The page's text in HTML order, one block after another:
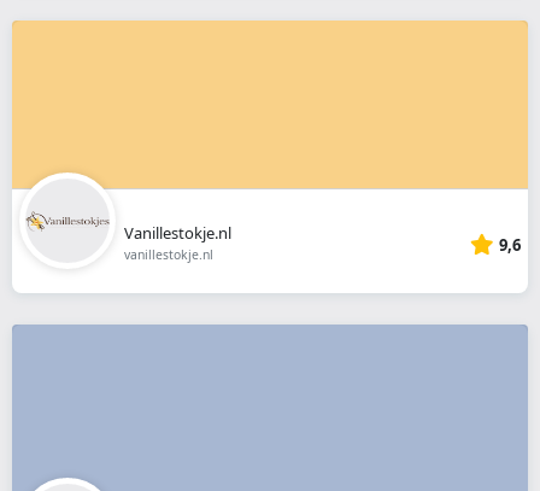
Vanillestokje.nl
vanillestokje.nl 9,6